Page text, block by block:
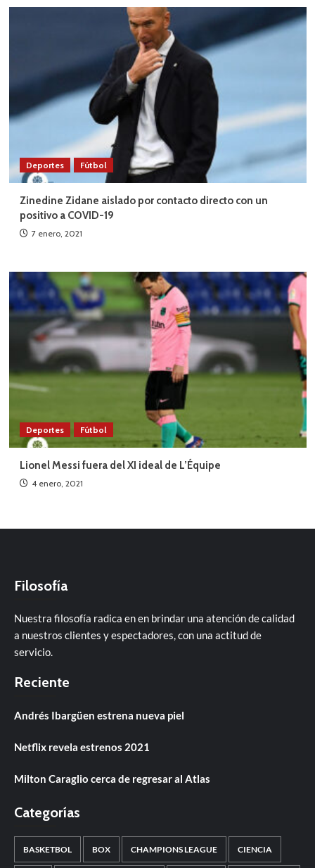
Deportes Fútbol
Zinedine Zidane aislado por contacto directo con un
positivo a COVID-19
7 enero, 2021
Deportes Fútbol
Lionel Messi fuera del XI ideal de L’Équipe
4 enero, 2021
Filosofía
Nuestra filosofía radica en en brindar una atención de calidad
a nuestros clientes y espectadores, con una actitud de
servicio.
Reciente
Andrés Ibargüen estrena nueva piel
Netflix revela estrenos 2021
Milton Caraglio cerca de regresar al Atlas
Categorías
BASKETBOL BOX CHAMPIONS LEAGUE CIENCIA